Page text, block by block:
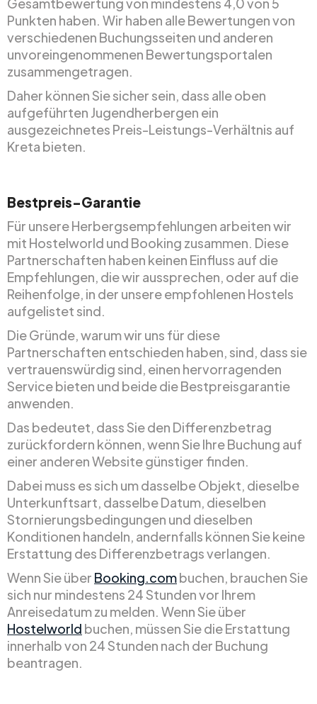
Gesamtbewertung von mindestens 4,0 von 5
Punkten haben. Wir haben alle Bewertungen von
verschiedenen Buchungsseiten und anderen
unvoreingenommenen Bewertungsportalen
zusammengetragen.
Daher können Sie sicher sein, dass alle oben
aufgeführten Jugendherbergen ein
ausgezeichnetes Preis-Leistungs-Verhältnis auf
Kreta bieten.
Bestpreis-Garantie
Für unsere Herbergsempfehlungen arbeiten wir
mit Hostelworld und Booking zusammen. Diese
Partnerschaften haben keinen Einfluss auf die
Empfehlungen, die wir aussprechen, oder auf die
Reihenfolge, in der unsere empfohlenen Hostels
aufgelistet sind.
Die Gründe, warum wir uns für diese
Partnerschaften entschieden haben, sind, dass sie
vertrauenswürdig sind, einen hervorragenden
Service bieten und beide die Bestpreisgarantie
anwenden.
Das bedeutet, dass Sie den Differenzbetrag
zurückfordern können, wenn Sie Ihre Buchung auf
einer anderen Website günstiger finden.
Dabei muss es sich um dasselbe Objekt, dieselbe
Unterkunftsart, dasselbe Datum, dieselben
Stornierungsbedingungen und dieselben
Konditionen handeln, andernfalls können Sie keine
Erstattung des Differenzbetrags verlangen.
Wenn Sie über Booking.combuchen, brauchen Sie
sich nur mindestens 24 Stunden vor Ihrem
Anreisedatum zu melden. Wenn Sie über
Hostelworld buchen, müssen Sie die Erstattung
innerhalb von 24 Stunden nach der Buchung
beantragen.